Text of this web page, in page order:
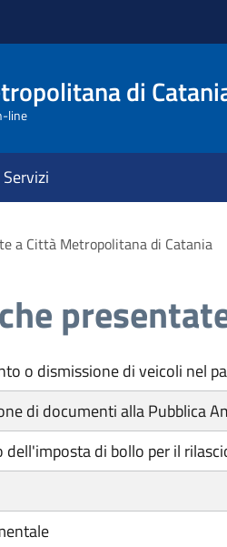
di
line
Servizi
a Città Metropolitana di Catania
o dismissione di veicoli nel
di documenti alla Pubblica
dell'imposta di bollo per il